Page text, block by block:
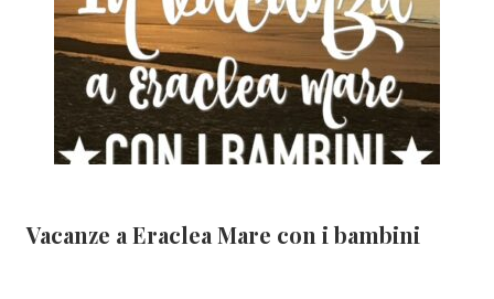
Vacanze a Eraclea Mare con i bambini